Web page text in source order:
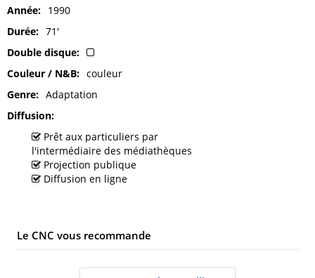
Année
1990
Durée
71'
Double disque
Couleur / N&B
couleur
Genre
Adaptation
Diffusion
Prêt aux particuliers par
l'intermédiaire des médiathèques
Projection publique
Diffusion en ligne
Le CNC vous recommande